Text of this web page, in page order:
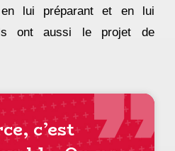
lui préparant et en lui
ont aussi le projet de
c’est